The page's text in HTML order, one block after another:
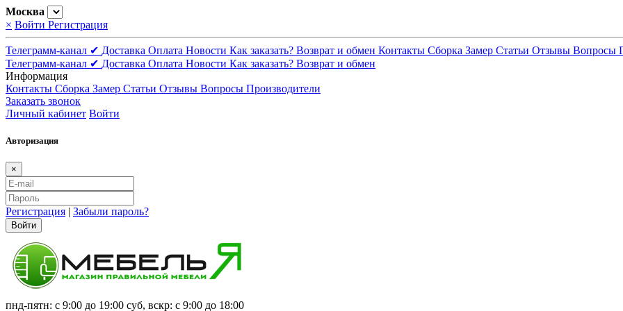
Москва
× Войти Регистрация
Телеграмм-канал ✔ Доставка Оплата Новости Как заказать? Возврат и обмен Контакты Сборка Замер Статьи Отзывы Вопросы
Телеграмм-канал ✔ Доставка Оплата Новости Как заказать? Возврат и обмен
Информация
Контакты Сборка Замер Статьи Отзывы Вопросы Производители
Заказать звонок
Личный кабинет Войти
Авторизация
×
Регистрация | Забыли пароль?
Войти
пнд-пятн: с 9:00 до 19:00 суб, вскр: с 9:00 до 18:00